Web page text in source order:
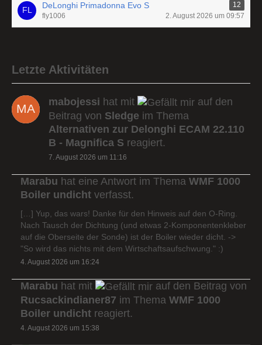
DeLonghi Primadonna Evo S
12
fly1006
2. August 2026 um 09:57
Letzte Aktivitäten
mabojessi hat mit
auf den
Beitrag von Sledge im Thema
Alternativen zur Delonghi ECAM 22.110
B - Magnifica S reagiert.
7. August 2026 um 11:16
Marabu hat eine Antwort im Thema WMF 1000
Boiler undicht verfasst.
[…] Yup, das wars! Danke für den Hinweis auf den O-Ring.
Nach Tausch der Dichtung (und etwas 2-Komponentenkleber
auf die Oberseite der Sonde) ist der Boiler wieder dicht. ->
"So wird das nichts mit dem Wirtschaftsaufschwung." :)
4. August 2026 um 16:24
Marabu hat mit
auf den Beitrag von
Rucsackindianer87 im Thema WMF 1000
Boiler undicht reagiert.
4. August 2026 um 15:38